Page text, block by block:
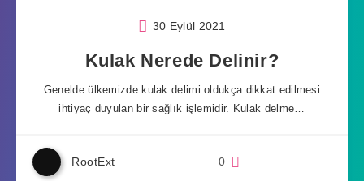
30 Eylül 2021
Kulak Nerede Delinir?
Genelde ülkemizde kulak delimi oldukça dikkat edilmesi
ihtiyaç duyulan bir sağlık işlemidir. Kulak delme…
RootExt 0